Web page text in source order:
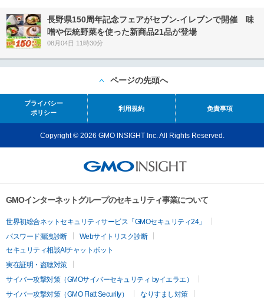
長野県150周年記念フェアがセブン-イレブンで開催 味
噌や伝統野菜を使った新商品21品が登場
08月04日 11時30分
ページの先頭へ
プライバシー
ポリシー
利用規約 免責事項
Copyright © 2026 GMO INSIGHT Inc. All Rights Reserved.
GMOインターネットグループのセキュリティ事業について
世界初総合ネットセキュリティサービス「GMOセキュリティ24」
パスワード漏洩診断
Webサイトリスク診断
セキュリティ相談AIチャットボット
実在証明・盗聴対策
サイバー攻撃対策（GMOサイバーセキュリティ byイエラエ）
サイバー攻撃対策（GMO Flatt Security）
なりすまし対策